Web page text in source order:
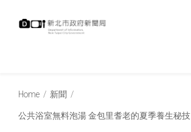
Home 新聞
公共浴室無料泡湯 金包里耆老的夏季養生秘技